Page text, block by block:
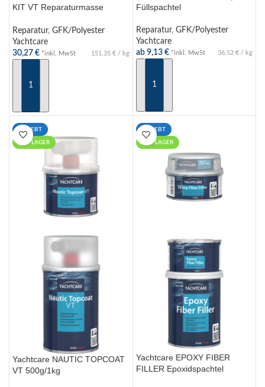
KIT VT Reparaturmasse
RAL9001 200g
Reparatur, GFK/Polyester
Yachtcare
30,27 € *inkl. MwSt 151,35 €/ kg
Füllspachtel
Reparatur, GFK/Polyester
Yachtcare
ab 9,13 € *inkl. MwSt 36,52 € / kg
BELIEBT
AUF LAGER
Yachtcare NAUTIC TOPCOAT
VT 500g/1kg
BELIEBT
AUF LAGER
Yachtcare EPOXY FIBER
FILLER Epoxidspachtel